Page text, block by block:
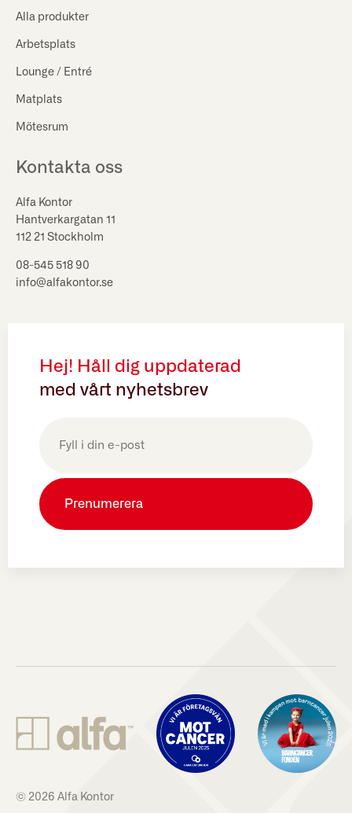
Alla produkter
Arbetsplats
Lounge / Entré
Matplats
Mötesrum
Kontakta oss
Alfa Kontor
Hantverkargatan 11
112 21 Stockholm
08-545 518 90
info@alfakontor.se
Hej! Håll dig uppdaterad
med vårt nyhetsbrev
(Obligatoriskt)
© 2026 Alfa Kontor